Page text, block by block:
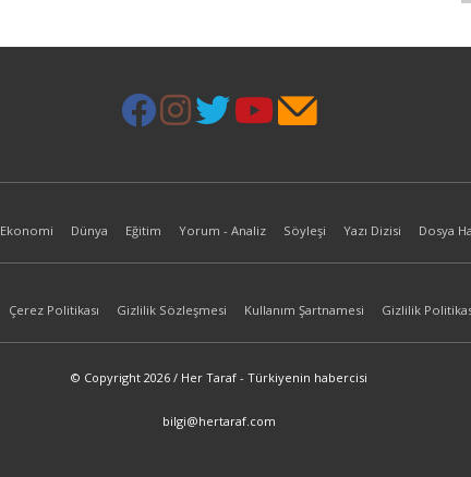
Ekonomi Dünya Eğitim Yorum - Analiz Söyleşi Yazı Dizisi Dosya
Çerez Politikası Gizlilik Sözleşmesi Kullanım Şartnamesi Gizlilik
© Copyright 2026 / Her Taraf - Türkiyenin habercisi
bilgi@hertaraf.com